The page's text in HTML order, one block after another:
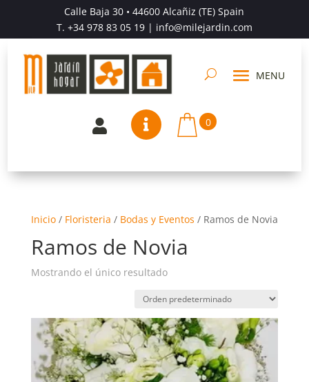
Calle Baja 30 • 44600 Alcañiz (TE) Spain
T. +34 978 83 05 19| info@milejardin.com
  0
Inicio/ Floristeria / Bodas y Eventos / Ramos de Novia
Ramos de Novia
Mostrando el único resultado